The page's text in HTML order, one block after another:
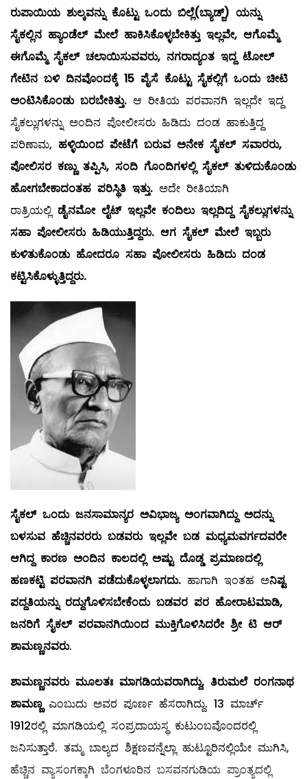
ರುಪಾಯಿಯ ಶುಲ್ಕವನ್ನು ಕೊಟ್ಟು ಒಂದು ಬಿಲ್ಲೆ(ಬ್ಯಾಡ್ಜ್) ಯನ್ನು
ಸೈಕಲ್ಲಿನ ಹ್ಯಾಂಡೆಲ್ ಮೇಲೆ ಹಾಕಿಸಿಕೊಳ್ಳಬೇಕಿತ್ತು ಇಲ್ಲವೇ, ಆಗೊಮ್ಮೆ
ಈಗೊಮ್ಮೆ ಸೈಕಲ್ ಚಲಾಯಿಸುವವರು, ನಗರಾದ್ಯಂತ ಇದ್ದ ಟೋಲ್
ಗೇಟಿನ ಬಳಿ ದಿನವೊಂದಕ್ಕೆ 15 ಪೈಸೆ ಕೊಟ್ಟು ಸೈಕಲ್ಲಿಗೆ ಒಂದು ಚೀಟಿ
ಅಂಟಿಸಿಕೊಂಡು ಬರಬೇಕಿತ್ತು. ಆ ರೀತಿಯ ಪರವಾನಗಿ ಇಲ್ಲದೇ ಇದ್ದ
ಸೈಕಲ್ಲುಗಳನ್ನು ಅಂದಿನ ಪೋಲೀಸರು ಹಿಡಿದು ದಂಡ ಹಾಕುತ್ತಿದ್ದ
ಪರಿಣಾಮ, ಹಳ್ಳಿಯಿಂದ ಪೇಟೆಗೆ ಬರುವ ಅನೇಕ ಸೈಕಲ್ ಸವಾರರು,
ಪೋಲಿಸರ ಕಣ್ಣು ತಪ್ಪಿಸಿ, ಸಂದಿ ಗೊಂದಿಗಳಲ್ಲಿ ಸೈಕಲ್ ತುಳಿದುಕೊಂಡು
ಹೋಗಬೇಕಾದಂತಹ ಪರಿಸ್ಥಿತಿ ಇತ್ತು. ಅದೇ ರೀತಿಯಾಗಿ
ರಾತ್ರಿಯಲ್ಲಿ ಡೈನಮೋ ಲೈಟ್ ಇಲ್ಲವೇ ಕಂದಿಲು ಇಲ್ಲದಿದ್ದ ಸೈಕಲ್ಲುಗಳನ್ನು
ಸಹಾ ಪೋಲೀಸರು ಹಿಡಿಯುತ್ತಿದ್ದರು. ಆಗ ಸೈಕಲ್ ಮೇಲೆ ಇಬ್ಬರು
ಕುಳಿತುಕೊಂಡು ಹೋದರೂ ಸಹಾ ಪೋಲೀಸರು ಹಿಡಿದು ದಂಡ
ಕಟ್ಟಿಸಿಕೊಳ್ಳುತ್ತಿದ್ದರು.
ಸೈಕಲ್ ಒಂದು ಜನಸಾಮಾನ್ಯರ ಅವಿಭಾಜ್ಯ ಅಂಗವಾಗಿದ್ದು ಅದನ್ನು
ಬಳಸುವ ಹೆಚ್ಚಿನವರರು ಬಡವರು ಇಲ್ಲವೇ ಬಡ ಮಧ್ಯಮವರ್ಗದವರೇ
ಆಗಿದ್ದ ಕಾರಣ ಅಂದಿನ ಕಾಲದಲ್ಲಿ ಅಷ್ಟು ದೊಡ್ಡ ಪ್ರಮಾಣದಲ್ಲಿ
ಹಣಕಟ್ಟಿ ಪರವಾನಗಿ ಪಡೆದುಕೊಳ್ಳಲಾಗದು. ಹಾಗಾಗಿ ಇಂತಹ ಅನಿಷ್ಟ
ಪದ್ದತಿಯನ್ನು ರದ್ದುಗೊಳಿಸಬೇಕೆಂದು ಬಡವರ ಪರ ಹೋರಾಟಮಾಡಿ,
ಜನರಿಗೆ ಸೈಕಲ್ ಪರವಾನಗಿಯಿಂದ ಮುಕ್ತಿಗೊಳಿಸಿದರೇ ಶ್ರೀ ಟಿ ಆರ್
ಶಾಮಣ್ಣನವರು.
ಶಾಮಣ್ಣನವರು ಮೂಲತಃ ಮಾಗಡಿಯವರಾಗಿದ್ದು, ತಿರುಮಲೆ ರಂಗನಾಥ
ಶಾಮಣ್ಣಎಂಬುದು ಅವರ ಪೂರ್ಣ ಹೆಸರಾಗಿದ್ದು. 13 ಮಾರ್ಚ್
1912ರಲ್ಲಿ ಮಾಗಡಿಯಲ್ಲಿ ಸಂಪ್ರದಾಯಸ್ಥ ಕುಟುಂಬವೊಂದರಲ್ಲಿ
ಜನಿಸುತ್ತಾರೆ. ತಮ್ಮ ಬಾಲ್ಯದ ಶಿಕ್ಷಣವನ್ನೆಲ್ಲಾ ಹುಟ್ಟೂರಿನಲ್ಲಿಯೇ ಮುಗಿಸಿ,
ಹೆಚ್ಚಿನ ವ್ಯಾಸಂಗಕ್ಕಾಗಿ ಬೆಂಗಳೂರಿನ ಬಸವನಗುಡಿಯ ಪ್ರಾಂತ್ಯದಲ್ಲಿ